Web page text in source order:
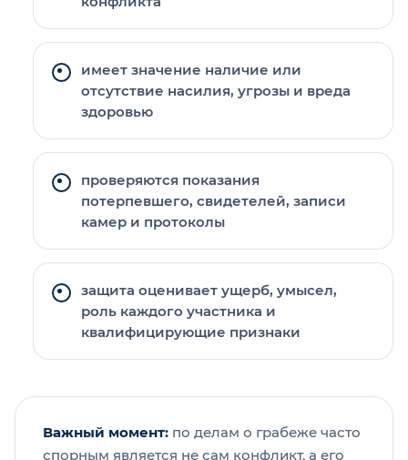
имеет значение наличие или
отсутствие насилия, угрозы и вреда
здоровью
проверяются показания
потерпевшего, свидетелей, записи
камер и протоколы
защита оценивает ущерб, умысел,
роль каждого участника и
квалифицирующие признаки
Важный момент: по делам о грабеже часто
спорным является не сам конфликт, а его